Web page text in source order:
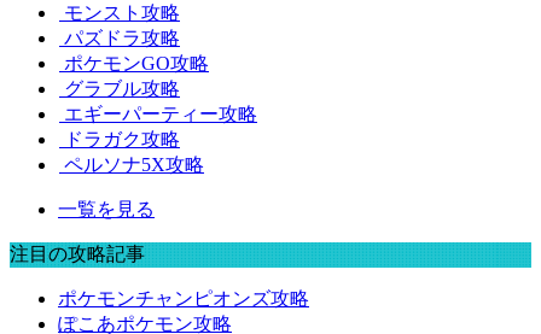
モンスト攻略
パズドラ攻略
ポケモンGO攻略
グラブル攻略
エギーパーティー攻略
ドラガク攻略
ペルソナ5X攻略
一覧を見る
注目の攻略記事
ポケモンチャンピオンズ攻略
ぽこあポケモン攻略